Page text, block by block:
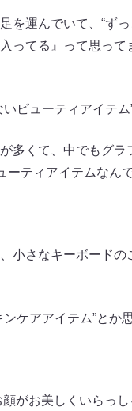
を運んでいて、“ず
てる』って思って
ビューティアイテム
多くて、中でもグラ
ーティアイテムなんで
小さなキーボードの
ケアアイテム”とか
がお美しくいらっ